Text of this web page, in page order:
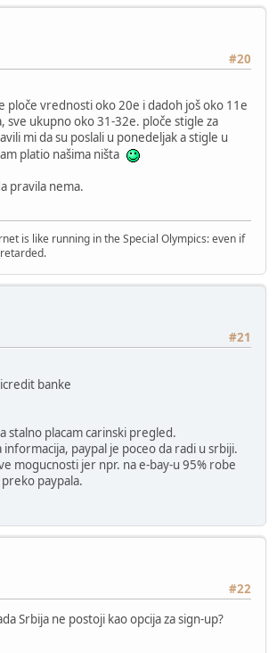
#20
ploče vrednosti oko 20e i dadoh još oko 11e
sve ukupno oko 31-32e. ploče stigle za
mi da su poslali u ponedeljak a stigle u
platio našima ništa
pravila nema.
is like running in the Special Olympics: even if
#21
banke
stalno placam carinski pregled.
paypal je poceo da radi u srbiji.
mogucnosti jer npr. na e-bay-u 95% robe
paypala.
#22
Srbija ne postoji kao opcija za sign-up?